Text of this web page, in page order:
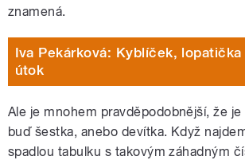
znamená.
Iva Pekárková: Kyblíček,
útok
Ale je mnohem pravděpodobnější, že
buď šestka, anebo devítka. Když
spadlou tabulku s takovým záhadným